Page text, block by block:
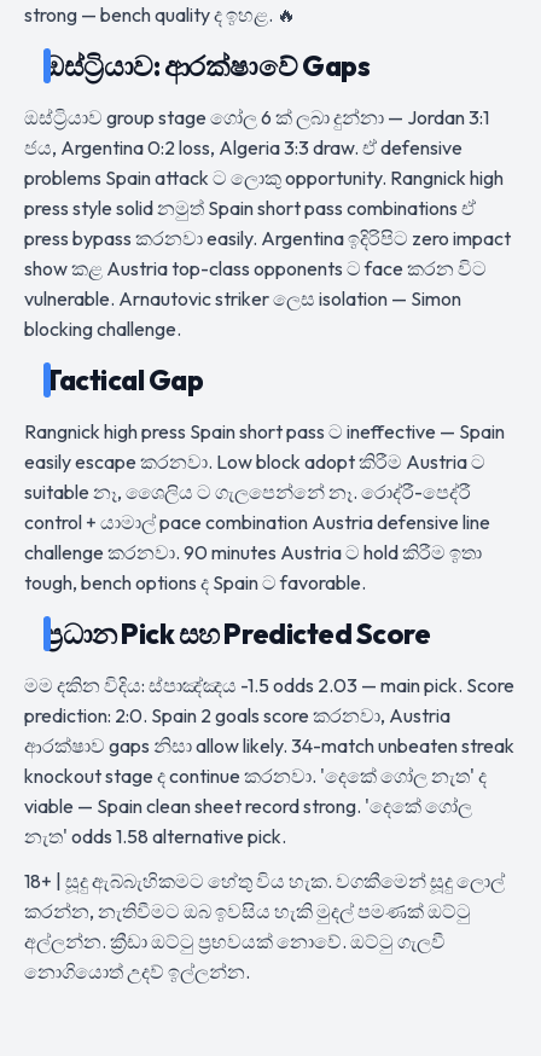
strong — bench quality ද ඉහළ. 🔥
ඔස්ට්‍රියාව: ආරක්ෂාවේ Gaps
ඔස්ට්‍රියාව group stage ගෝල 6 ක් ලබා දුන්නා — Jordan 3:1
ජය, Argentina 0:2 loss, Algeria 3:3 draw. ඒ defensive
problems Spain attack ට ලොකු opportunity. Rangnick high
press style solid නමුත් Spain short pass combinations ඒ
press bypass කරනවා easily. Argentina ඉදිරිපිට zero impact
show කළ Austria top-class opponents ට face කරන විට
vulnerable. Arnautovic striker ලෙස isolation — Simon
blocking challenge.
Tactical Gap
Rangnick high press Spain short pass ට ineffective — Spain
easily escape කරනවා. Low block adopt කිරීම Austria ට
suitable නෑ, ශෛලිය ට ගැලපෙන්නේ නෑ. රොද්රී-පෙද්රී
control + යාමාල් pace combination Austria defensive line
challenge කරනවා. 90 minutes Austria ට hold කිරීම ඉතා
tough, bench options ද Spain ට favorable.
ප්‍රධාන Pick සහ Predicted Score
මම දකින විදිය: ස්පාඤ්ඤය -1.5 odds 2.03 — main pick. Score
prediction: 2:0. Spain 2 goals score කරනවා, Austria
ආරක්ෂාව gaps නිසා allow likely. 34-match unbeaten streak
knockout stage ද continue කරනවා. 'දෙකේ ගෝල නැත' ද
viable — Spain clean sheet record strong. 'දෙකේ ගෝල
නැත' odds 1.58 alternative pick.
18+ | සූදු ඇබ්බැහිකමට හේතු විය හැක. වගකීමෙන් සූදු ලොල්
කරන්න, නැතිවීමට ඔබ ඉවසිය හැකි මුදල් පමණක් ඔට්ටු
අල්ලන්න. ක්‍රීඩා ඔට්ටු ප්‍රභවයක් නොවේ. ඔට්ටු ගැලවී
නොගියොත් උදව් ඉල්ලන්න.